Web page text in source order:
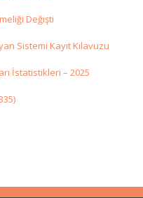
Değişti
Sistemi Kayıt Kılavuzu
İstatistikleri – 2025